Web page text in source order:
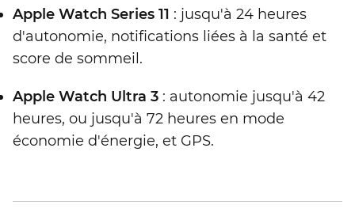
Apple Watch Series 11 : jusqu'à 24 heures
d'autonomie, notifications liées à la santé et
score de sommeil.
Apple Watch Ultra 3 : autonomie jusqu'à 42
heures, ou jusqu'à 72 heures en mode
économie d'énergie, et GPS.